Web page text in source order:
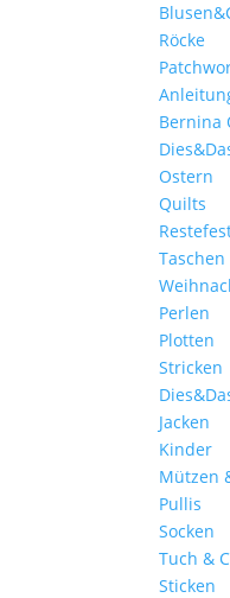
Röcke
Bernina
Ostern
Quilts
Taschen
Perlen
Plotten
Stricken
Jacken
Kinder
Mützen
Pullis
Socken
Tuch &
Sticken